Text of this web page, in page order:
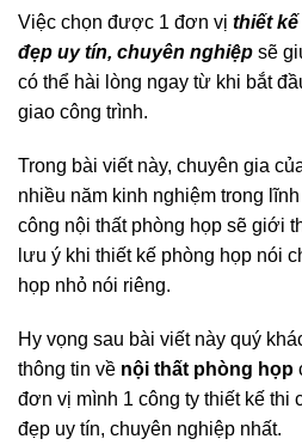
Việc chọn được 1 đơn vị thiết
đẹp uy tín, chuyên nghiệp sẽ
có thể hài lòng ngay từ khi bắt
giao công trình.
Trong bài viết này, chuyên gia
nhiều năm kinh nghiệm trong
công nội thất phòng họp sẽ giới
lưu ý khi thiết kế phòng họp nói
họp nhỏ nói riêng.
Hy vọng sau bài viết này quý
thông tin về nội thất phòng họp
đơn vị mình 1 công ty thiết kế thi
đẹp uy tín, chuyên nghiệp nhất.